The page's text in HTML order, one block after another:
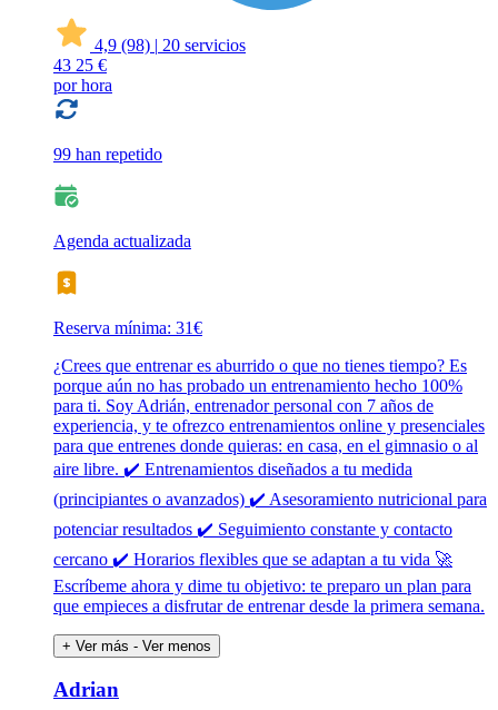
4,9 (98) | 20 servicios
43 25 €
por hora
99 han repetido
Agenda actualizada
Reserva mínima: 31€
¿Crees que entrenar es aburrido o que no tienes tiempo? Es
porque aún no has probado un entrenamiento hecho 100%
para ti. Soy Adrián, entrenador personal con 7 años de
experiencia, y te ofrezco entrenamientos online y presenciales
para que entrenes donde quieras: en casa, en el gimnasio o al
aire libre. ✔️ Entrenamientos diseñados a tu medida
(principiantes o avanzados) ✔️ Asesoramiento nutricional para
potenciar resultados ✔️ Seguimiento constante y contacto
cercano ✔️ Horarios flexibles que se adaptan a tu vida 🚀
Escríbeme ahora y dime tu objetivo: te preparo un plan para
que empieces a disfrutar de entrenar desde la primera semana.
+ Ver más - Ver menos
Adrian